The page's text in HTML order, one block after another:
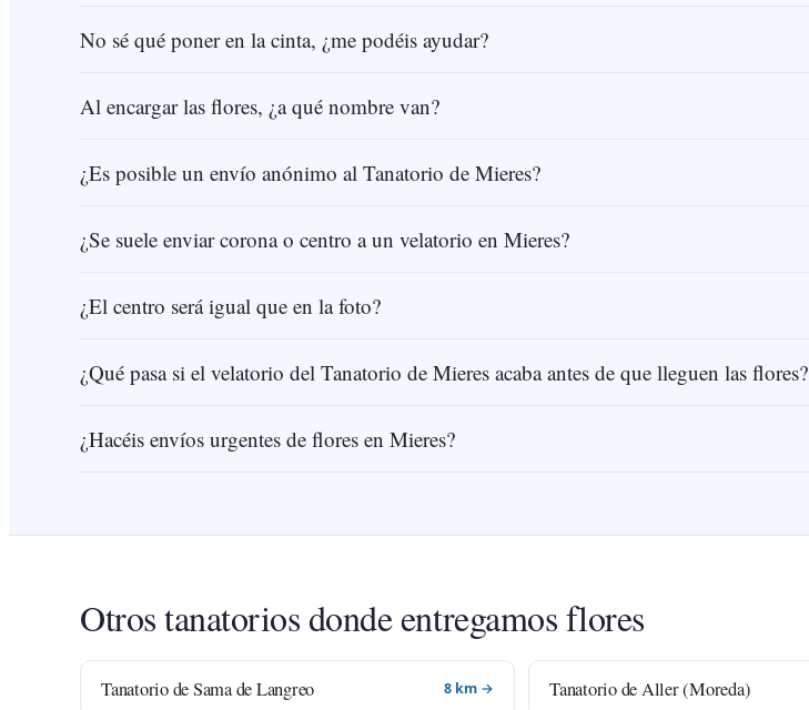
No sé qué poner en la cinta, ¿me podéis ayudar?
Al encargar las flores, ¿a qué nombre van?
¿Es posible un envío anónimo al Tanatorio de Mieres?
¿Se suele enviar corona o centro a un velatorio en Mieres?
¿El centro será igual que en la foto?
¿Qué pasa si el velatorio del Tanatorio de Mieres acaba antes de que lleguen las flores?
¿Hacéis envíos urgentes de flores en Mieres?
Otros tanatorios donde entregamos flores
Tanatorio de Sama de Langreo 8 km → Tanatorio de Aller (Moreda)